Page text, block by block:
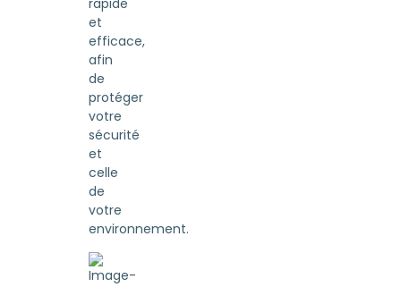
rapide
et
efficace,
afin
de
protéger
votre
sécurité
et
celle
de
votre
environnement.